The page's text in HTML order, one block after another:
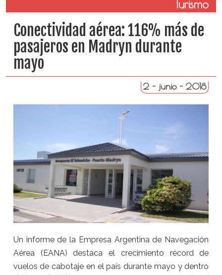
Turismo
Conectividad aérea: 116% más de
pasajeros en Madryn durante
mayo
2 - junio - 2018
Un informe de la Empresa Argentina de Navegación
Aérea (EANA) destaca el crecimiento récord de
vuelos de cabotaje en el país durante mayo y dentro